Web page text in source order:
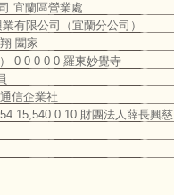
宜蘭區營業處
有限公司（宜蘭分公司）
闔家
0 0 0 0 0 羅東妙覺寺
信企業社
15,540 0 10 財團法人薛長興慈